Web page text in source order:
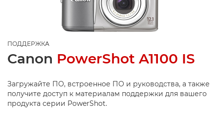
ПОДДЕРЖКА
Canon PowerShot A1100 IS
Загружайте ПО, встроенное ПО и руководства, а также
получите доступ к материалам поддержки для вашего
продукта серии PowerShot.